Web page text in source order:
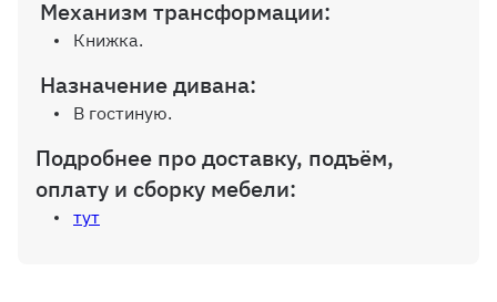
Механизм трансформации:
Книжка.
Назначение дивана:
В гостиную.
Подробнее про доставку, подъём,
оплату и сборку мебели:
тут